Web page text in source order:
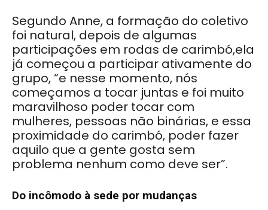
Segundo Anne, a formação do coletivo
foi natural, depois de algumas
participações em rodas de carimbó,ela
já começou a participar ativamente do
grupo, “e nesse momento, nós
começamos a tocar juntas e foi muito
maravilhoso poder tocar com
mulheres, pessoas não binárias, e essa
proximidade do carimbó, poder fazer
aquilo que a gente gosta sem
problema nenhum como deve ser”.
Do incômodo à sede por mudanças